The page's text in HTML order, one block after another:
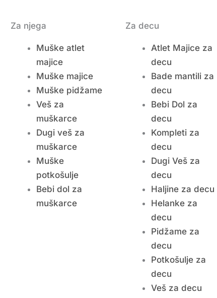
Za njega
Muške atlet
majice
Muške majice
Muške pidžame
Veš za
muškarce
Dugi veš za
muškarce
Muške
potkošulje
Bebi dol za
muškarce
Za decu
Atlet Majice za
decu
Bade mantili za
decu
Bebi Dol za
decu
Kompleti za
decu
Dugi Veš za
decu
Haljine za decu
Helanke za
decu
Pidžame za
decu
Potkošulje za
decu
Veš za decu